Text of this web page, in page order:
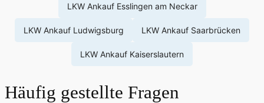
LKW Ankauf Esslingen am Neckar
LKW Ankauf Ludwigsburg LKW Ankauf Saarbrücken
LKW Ankauf Kaiserslautern
Häufig gestellte Fragen